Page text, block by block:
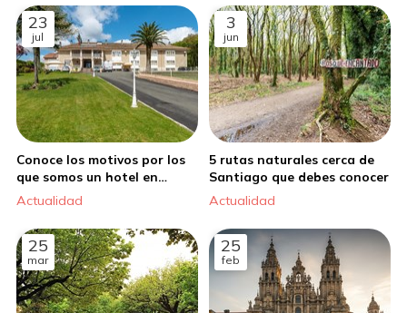
23
jul
Conoce los motivos por los
que somos un hotel en
Santiago de referencia
Actualidad
3
jun
5 rutas naturales cerca de
Santiago que debes conocer
Actualidad
25
mar
25
feb